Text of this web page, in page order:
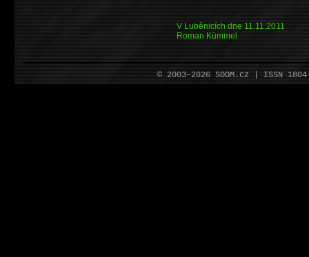
V Luběnicích dne 11.11.2011
Roman Kümmel
© 2003–2026 SOOM.cz | ISSN